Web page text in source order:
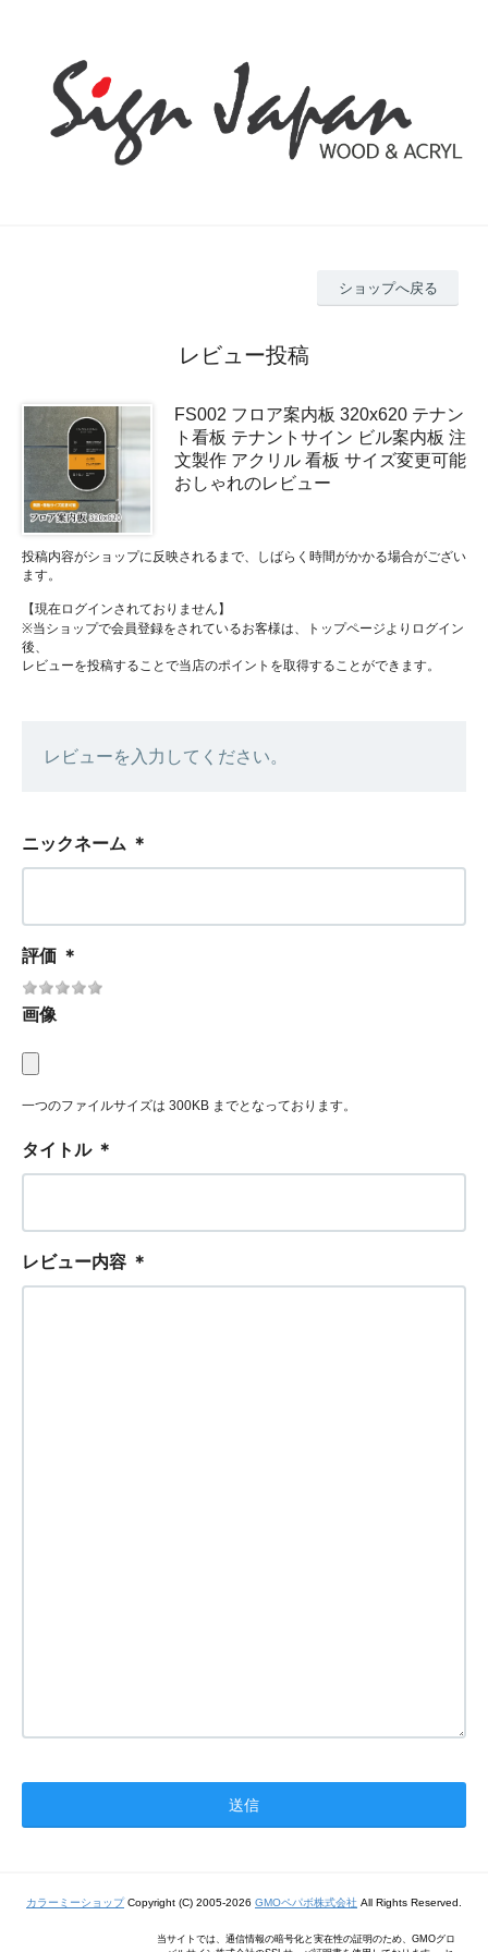
ショップへ戻る
レビュー投稿
FS002 フロア案内板 320x620 テナン
ト看板 テナントサイン ビル案内板 注
文製作 アクリル 看板 サイズ変更可能
おしゃれのレビュー
投稿内容がショップに反映されるまで、しばらく時間がかかる場合がござい
ます。
【現在ログインされておりません】
※当ショップで会員登録をされているお客様は、トップページよりログイン
後、
レビューを投稿することで当店のポイントを取得することができます。
レビューを入力してください。
ニックネーム ＊
評価 ＊
画像
一つのファイルサイズは 300KB までとなっております。
タイトル ＊
レビュー内容 ＊
カラーミーショップCopyright (C) 2005-2026 GMOペパボ株式会社 All Rights Reserved.
当サイトでは、通信情報の暗号化と実在性の証明のため、GMOグロ